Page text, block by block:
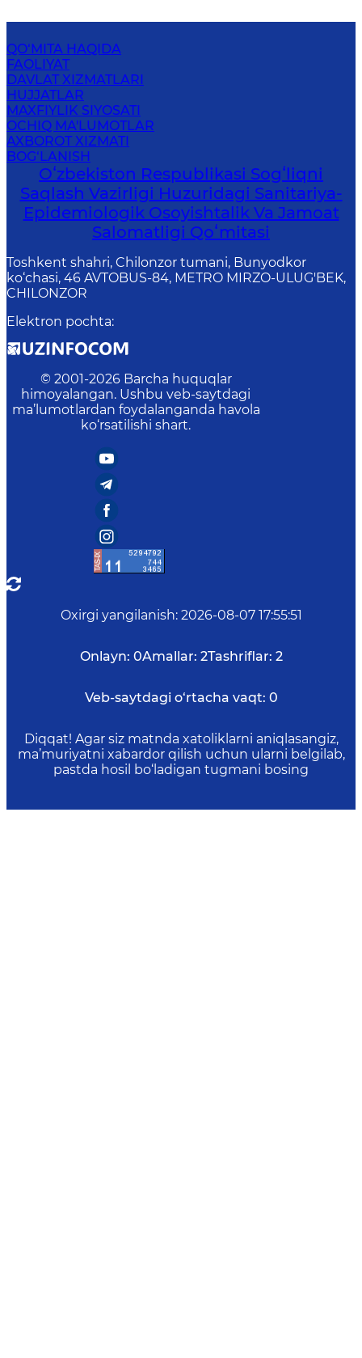
QO‘MITA HAQIDA
FAOLIYAT
DAVLAT XIZMATLARI
HUJJATLAR
MAXFIYLIK SIYOSATI
OCHIQ MA'LUMOTLAR
AXBOROT XIZMATI
BOG‘LANISH
Oʻzbekiston Respublikasi Sogʻliqni
Saqlash Vazirligi Huzuridagi Sanitariya-
Epidemiologik Osoyishtalik Va Jamoat
Salomatligi Qoʻmitasi
Toshkent shahri, Chilonzor tumani, Bunyodkor
ko‘chasi, 46 AVTOBUS-84, METRO MIRZO-ULUG'BEK,
CHILONZOR
Elektron pochta:
© 2001-2026 Barcha huquqlar
himoyalangan. Ushbu veb-saytdagi
ma’lumotlardan foydalanganda havola
ko‘rsatilishi shart.
Oxirgi yangilanish: 2026-08-07 17:55:51
Onlayn: 0Amallar: 2Tashriflar: 2
Veb-saytdagi o‘rtacha vaqt: 0
Diqqat! Agar siz matnda xatoliklarni aniqlasangiz,
ma’muriyatni xabardor qilish uchun ularni belgilab,
pastda hosil bo‘ladigan tugmani bosing